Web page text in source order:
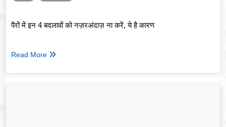
पैरों में इन 4 बदलावों को नज़रअंदाज़ ना करें, ये है कारण
Read More